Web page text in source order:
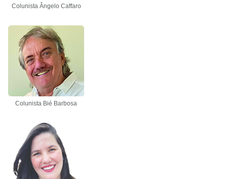
Colunista Ângelo Caffaro
Colunista Bié Barbosa